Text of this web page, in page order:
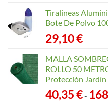
Tiralineas
Bote De Polvo
29,10€
MALLA
ROLLO 50
Protección Jardín
40,35€-